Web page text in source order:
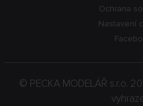
Ochrana
Nastavení
© PECKA MODELÁŘ s.r.o.